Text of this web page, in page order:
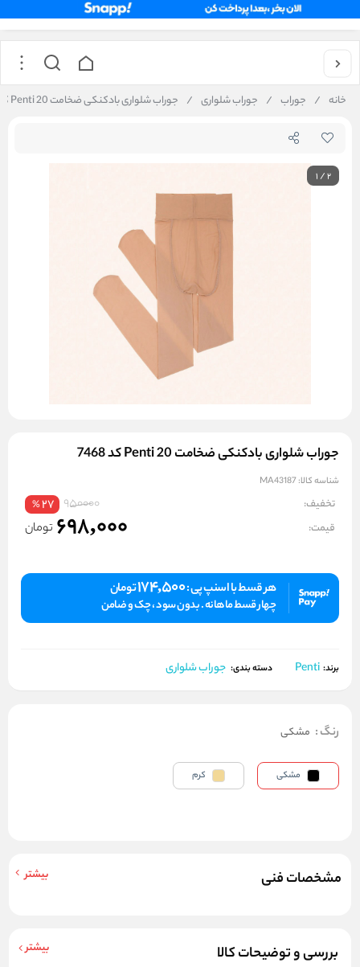
خانه / جوراب / جوراب شلواری / جوراب شلواری بادکنکی ضخامت 20 Penti کد 7468
1/2
جوراب شلواری بادکنکی ضخامت 20 Penti کد 7468
شناسه کالا: MA43187
تخفیف: 950000
27
%
قیمت: 698,000 تومان
هر قسط با اسنپ پی :174,500تومان
چهار قسط ماهانه . بدون سود ، چک و ضامن
برند: Penti دسته بندی: جوراب شلواری
مشخصات فنی بیشتر
بررسی و توضیحات کالا بیشتر
رنگ: مشکی
مشکی کرم